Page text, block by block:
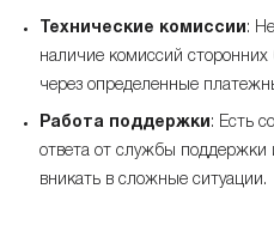
Технические комиссии:
наличие комиссий
через определенные
Работа поддержки: Есть
ответа от службы поддержки
вникать в сложные ситуации.